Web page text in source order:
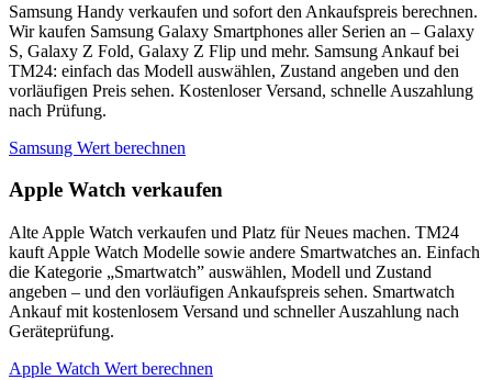
Samsung Handy verkaufen und sofort den Ankaufspreis berechnen.
Wir kaufen Samsung Galaxy Smartphones aller Serien an – Galaxy
S, Galaxy Z Fold, Galaxy Z Flip und mehr. Samsung Ankauf bei
TM24: einfach das Modell auswählen, Zustand angeben und den
vorläufigen Preis sehen. Kostenloser Versand, schnelle Auszahlung
nach Prüfung.
Samsung Wert berechnen
Apple Watch verkaufen
Alte Apple Watch verkaufen und Platz für Neues machen. TM24
kauft Apple Watch Modelle sowie andere Smartwatches an. Einfach
die Kategorie „Smartwatch” auswählen, Modell und Zustand
angeben – und den vorläufigen Ankaufspreis sehen. Smartwatch
Ankauf mit kostenlosem Versand und schneller Auszahlung nach
Geräteprüfung.
Apple Watch Wert berechnen